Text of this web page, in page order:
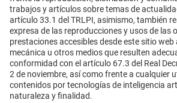
trabajos y artículos sobre temas de
artículo 33.1 del TRLPI, asimismo, también
expresa de las reproducciones y usos de las
prestaciones accesibles desde este sitio web
mecánica u otros medios que resulten
conformidad con el artículo 67.3 del Real
2 de noviembre, así como frente a cualquier
contenidos por tecnologías de inteligencia
naturaleza y finalidad.